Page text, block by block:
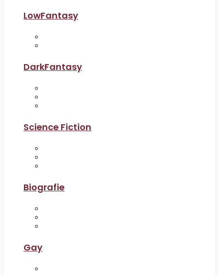
LowFantasy
DarkFantasy
Science Fiction
Biografie
Gay